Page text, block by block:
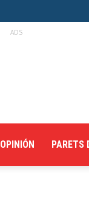
ADS
OPINIÓN PARETS